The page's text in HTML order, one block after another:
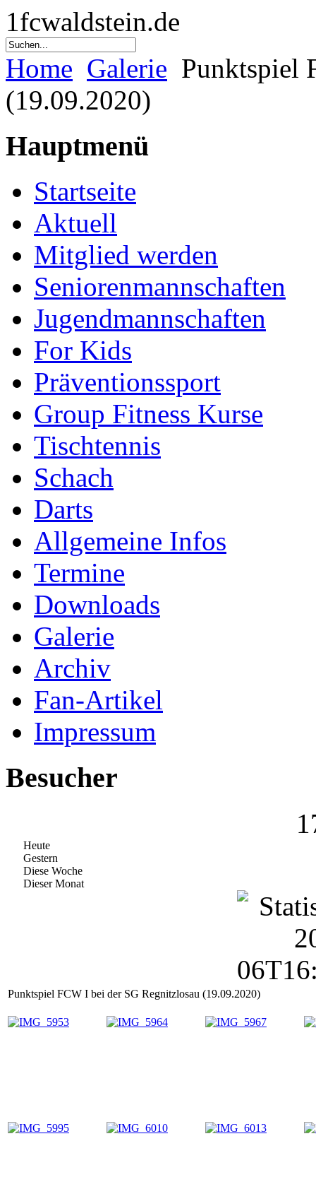
1fcwaldstein.de
Home Galerie Punktspiel
(19.09.2020)
Hauptmenü
Startseite
Aktuell
Mitglied werden
Seniorenmannschaften
Jugendmannschaften
For Kids
Präventionssport
Group Fitness Kurse
Tischtennis
Schach
Darts
Allgemeine Infos
Termine
Downloads
Galerie
Archiv
Fan-Artikel
Impressum
Besucher
Heute
Gestern
Diese Woche
Dieser Monat
Punktspiel FCW I bei der SG Regnitzlosau (19.09.2020)